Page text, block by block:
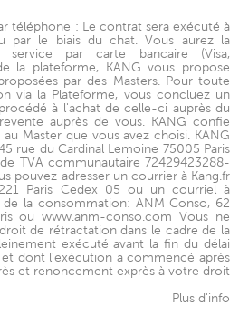
téléphone : Le contrat sera exécuté à
par le biais du chat. Vous aurez la
par carte bancaire (Visa,
la plateforme, KANG vous propose
par des Masters. Pour toute
via la Plateforme, vous concluez un
à l'achat de celle-ci auprès du
auprès de vous. KANG confie
Master que vous avez choisi. KANG
rue du Cardinal Lemoine 75005 Paris
TVA communautaire 72429423288-
pouvez adresser un courrier à Kang.fr
Paris Cedex 05 ou un courriel à
de la consommation: ANM Conso, 62
ou www.anm-conso.com Vous ne
de rétractation dans le cadre de la
exécuté avant la fin du délai
dont l’exécution a commencé après
et renoncement exprès à votre droit
Plus d'info